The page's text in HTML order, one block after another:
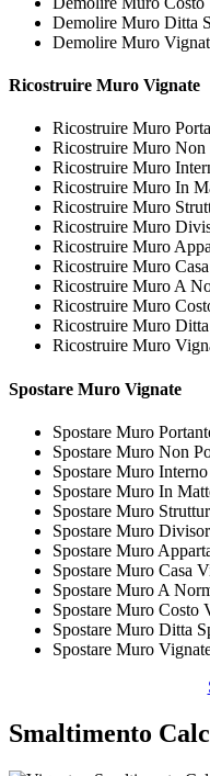
Demolire Muro Ditta
Demolire Muro
Ricostruire Muro Vignate
Ricostruire Muro
Ricostruire Muro Non
Ricostruire Muro
Ricostruire Muro In
Ricostruire Muro
Ricostruire Muro
Ricostruire Muro
Ricostruire Muro
Ricostruire Muro A
Ricostruire Muro
Ricostruire Muro
Ricostruire Muro
Spostare Muro Vignate
Spostare Muro
Spostare Muro Non
Spostare Muro
Spostare Muro In
Spostare Muro
Spostare Muro
Spostare Muro
Spostare Muro Casa
Spostare Muro A
Spostare Muro Costo
Spostare Muro Ditta
Spostare Muro
Smaltimento